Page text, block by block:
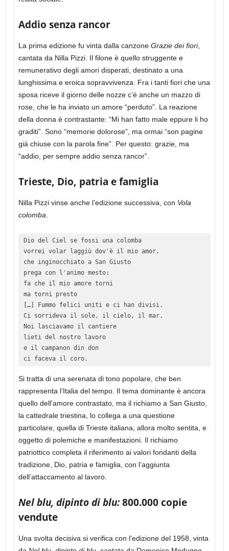
Addio senza rancor
La prima edizione fu vinta dalla canzone Grazie dei fiori,
cantata da Nilla Pizzi. Il filone è quello struggente e
remunerativo degli amori disperati, destinato a una
lunghissima e eroica sopravvivenza. Fra i tanti fiori che una
sposa riceve il giorno delle nozze c’è anche un mazzo di
rose, che le ha inviato un amore “perduto”. La reazione
della donna è contrastante: “Mi han fatto male eppure li ho
graditi”. Sono “memorie dolorose”, ma ormai “son pagine
già chiuse con la parola fine”. Per questo: grazie, ma
“addio, per sempre addio senza rancor”.
Trieste, Dio, patria e famiglia
Nilla Pizzi vinse anche l’edizione successiva, con Vola
colomba.
Dio del Ciel se fossi una colomba
vorrei volar laggiù dov'è il mio amor,
che inginocchiato a San Giusto
prega con l'animo mesto:
fa che il mio amore torni
ma torni presto
[…] Fummo felici uniti e ci han divisi.
Ci sorrideva il sole, il cielo, il mar.
Noi lasciavamo il cantiere
lieti del nostro lavoro
e il campanon din don
ci faceva il coro.
Si tratta di una serenata di tono popolare, che ben
rappresenta l’Italia del tempo. Il tema dominante è ancora
quello dell’amore contrastato, ma il richiamo a San Giusto,
la cattedrale triestina, lo collega a una questione
particolare, quella di Trieste italiana, allora molto sentita, e
oggetto di polemiche e manifestazioni. Il richiamo
patriottico completa il riferimento ai valori fondanti della
tradizione, Dio, patria e famiglia, con l’aggiunta
dell’attaccamento al lavoro.
Nel blu, dipinto di blu:800.000 copie
vendute
Una svolta decisiva si verifica con l’edizione del 1958, vinta